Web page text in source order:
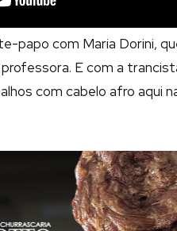
papo com Maria Dorini,
E com a
com cabelo afro aqui